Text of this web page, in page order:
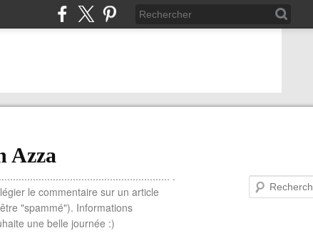
Azza
.
le commentaire sur un article
"spammé"). Informations
une belle journée :)